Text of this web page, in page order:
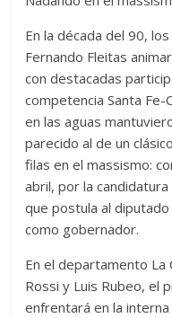
En la década del 90,
Fernando Fleitas
con destacadas
competencia Santa
en las aguas
parecido al de un
filas en el massismo:
abril, por la
que postula al diputado
como gobernador.
En el departamento La
Rossi y Luis Rubeo, el
enfrentará en la